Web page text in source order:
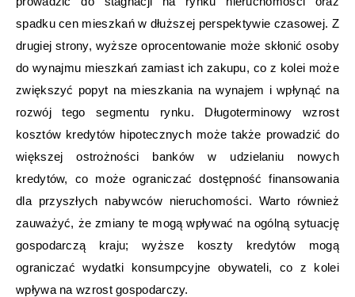
spadku cen mieszkań w dłuższej perspektywie czasowej. Z
drugiej strony, wyższe oprocentowanie może skłonić osoby
do wynajmu mieszkań zamiast ich zakupu, co z kolei może
zwiększyć popyt na mieszkania na wynajem i wpłynąć na
rozwój tego segmentu rynku. Długoterminowy wzrost
kosztów kredytów hipotecznych może także prowadzić do
większej ostrożności banków w udzielaniu nowych
kredytów, co może ograniczać dostępność finansowania
dla przyszłych nabywców nieruchomości. Warto również
zauważyć, że zmiany te mogą wpływać na ogólną sytuację
gospodarczą kraju; wyższe koszty kredytów mogą
ograniczać wydatki konsumpcyjne obywateli, co z kolei
wpływa na wzrost gospodarczy.